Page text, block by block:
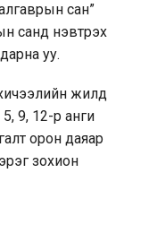
сан”
санд нэвтрэх
уу.
жилд
9, 12-р анги
орон даяар
зохион